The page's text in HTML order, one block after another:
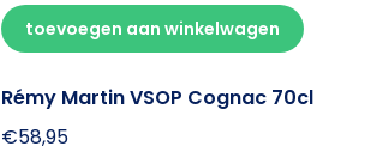
toevoegen aan winkelwagen
Rémy Martin VSOP Cognac 70cl
€58,95